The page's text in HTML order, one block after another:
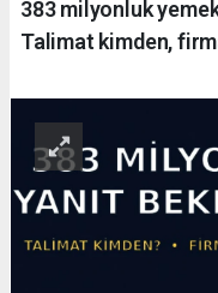
383 milyonluk
Talimat kimden,